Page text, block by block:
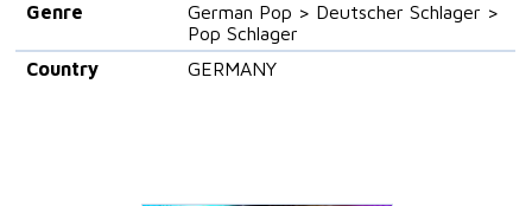
Genre
German Pop > Deutscher Schlager >
Pop Schlager
Country
GERMANY